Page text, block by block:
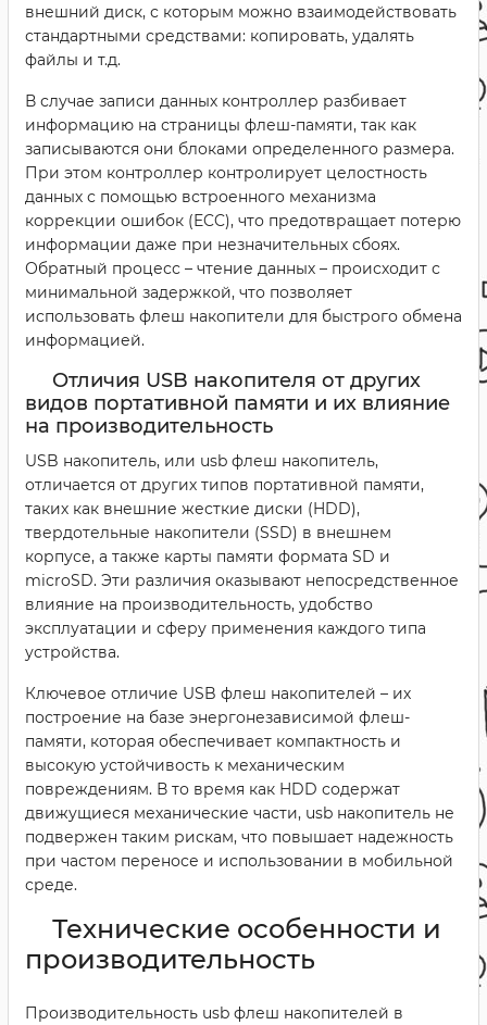
внешний диск, с которым можно взаимодействовать
стандартными средствами: копировать, удалять
файлы и т.д.
В случае записи данных контроллер разбивает
информацию на страницы флеш-памяти, так как
записываются они блоками определенного размера.
При этом контроллер контролирует целостность
данных с помощью встроенного механизма
коррекции ошибок (ECC), что предотвращает потерю
информации даже при незначительных сбоях.
Обратный процесс – чтение данных – происходит с
минимальной задержкой, что позволяет
использовать флеш накопители для быстрого обмена
информацией.
Отличия USB накопителя от других
видов портативной памяти и их влияние
на производительность
USB накопитель, или usb флеш накопитель,
отличается от других типов портативной памяти,
таких как внешние жесткие диски (HDD),
твердотельные накопители (SSD) в внешнем
корпусе, а также карты памяти формата SD и
microSD. Эти различия оказывают непосредственное
влияние на производительность, удобство
эксплуатации и сферу применения каждого типа
устройства.
Ключевое отличие USB флеш накопителей – их
построение на базе энергонезависимой флеш-
памяти, которая обеспечивает компактность и
высокую устойчивость к механическим
повреждениям. В то время как HDD содержат
движущиеся механические части, usb накопитель не
подвержен таким рискам, что повышает надежность
при частом переносе и использовании в мобильной
среде.
Технические особенности и
производительность
Производительность usb флеш накопителей в